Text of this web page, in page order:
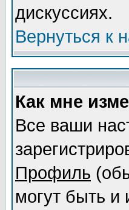
дискуссиях.
Вернуться к
Как мне
Все ваши
Профиль
могут быть